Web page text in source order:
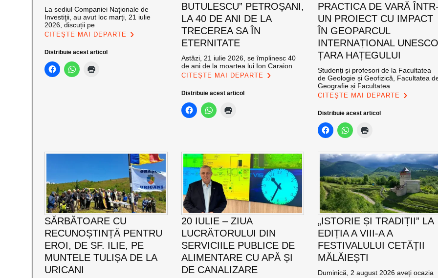
La sediul Companiei Naţionale de
Investiţii, au avut loc marți, 21 iulie
2026, discuții pe
CITEȘTE MAI DEPARTE
Distribuie acest articol
BUTULESCU” PETROȘANI,
LA 40 DE ANI DE LA
TRECEREA SA ÎN
ETERNITATE
Astăzi, 21 iulie 2026, se împlinesc 40
de ani de la moartea lui Ion Caraion
CITEȘTE MAI DEPARTE
Distribuie acest articol
PRACTICA DE VARĂ
UN PROIECT CU IMPACT
ÎN GEOPARCUL
INTERNAȚIONAL
ȚARA HAȚEGULUI
Studenți și profesori de la Facultatea
de Geologie și Geofizică, Facultatea
Geografie și Facultatea
CITEȘTE MAI DEPARTE
Distribuie acest articol
SĂRBĂTOARE CU
RECUNOȘTINȚĂ PENTRU
EROI, DE SF. ILIE, PE
MUNTELE TULIȘA DE LA
URICANI
20 IULIE – ZIUA
LUCRĂTORULUI DIN
SERVICIILE PUBLICE DE
ALIMENTARE CU APĂ ȘI
DE CANALIZARE
„ISTORIE ȘI TRADIȚII” LA
EDIȚIA A VIII-A A
FESTIVALULUI CETĂȚII
MĂLĂIEȘTI
Duminică, 2 august 2026 aveți ocazia